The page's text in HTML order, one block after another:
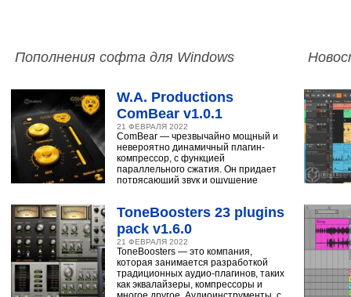
Пополнения софта для Windows
W.A. Productions
ComBear v1.0.1
21 ФЕВРАЛЯ 2022
ComBear — чрезвычайно мощный и
невероятно динамичный плагин-
компрессор, с функцией
параллельного сжатия. Он придает
потрясающий звук и ощущение
ToneBoosters 23 plugins
pack v1.6.0
21 ФЕВРАЛЯ 2022
ToneBoosters — это компания,
которая занимается разработкой
традиционных аудио-плагинов, таких
как эквалайзеры, компрессоры и